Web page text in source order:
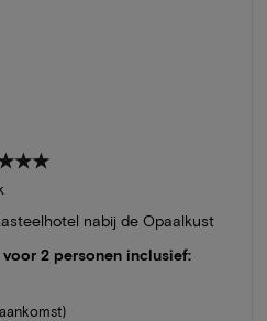
nabij de Opaalkust
2 personen inclusief: